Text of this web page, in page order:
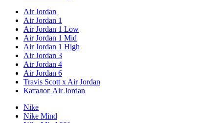
Air Jordan
Air Jordan 1
Air Jordan 1 Low
Air Jordan 1 Mid
Air Jordan 1 High
Air Jordan 3
Air Jordan 4
Air Jordan 6
Travis Scott x Air Jordan
Каталог Air Jordan
Nike
Nike Mind